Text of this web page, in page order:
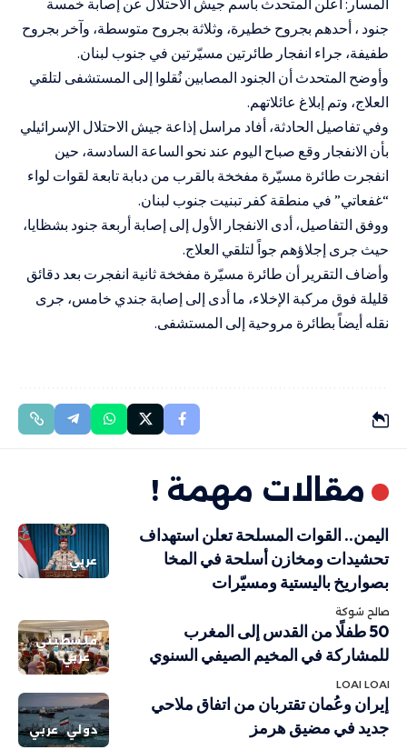
المسار: أعلن المتحدث باسم جيش الاحتلال عن إصابة خمسة
جنود ، أحدهم بجروح خطيرة، وثلاثة بجروح متوسطة، وآخر بجروح
طفيفة، جراء انفجار طائرتين مسيّرتين في جنوب لبنان.
وأوضح المتحدث أن الجنود المصابين نُقلوا إلى المستشفى لتلقي
العلاج، وتم إبلاغ عائلاتهم.
وفي تفاصيل الحادثة، أفاد مراسل إذاعة جيش الاحتلال الإسرائيلي
بأن الانفجار وقع صباح اليوم عند نحو الساعة السادسة، حين
انفجرت طائرة مسيّرة مفخخة بالقرب من دبابة تابعة لقوات لواء
“غفعاتي” في منطقة كفر تبنيت جنوب لبنان.
ووفق التفاصيل، أدى الانفجار الأول إلى إصابة أربعة جنود بشظايا،
حيث جرى إجلاؤهم جواً لتلقي العلاج.
وأضاف التقرير أن طائرة مسيّرة مفخخة ثانية انفجرت بعد دقائق
قليلة فوق مركبة الإخلاء، ما أدى إلى إصابة جندي خامس، جرى
نقله أيضاً بطائرة مروحية إلى المستشفى.
مقالات مهمة !
عربي
اليمن.. القوات المسلحة تعلن استهداف
تحشيدات ومخازن أسلحة في المخا
بصواريخ باليستية ومسيّرات
صالح شوكة
فلسطيني
عربي
50 طفلًا من القدس إلى المغرب
للمشاركة في المخيم الصيفي السنوي
LOAI LOAI
دولي عربي
إيران وعُمان تقتربان من اتفاق ملاحي
جديد في مضيق هرمز